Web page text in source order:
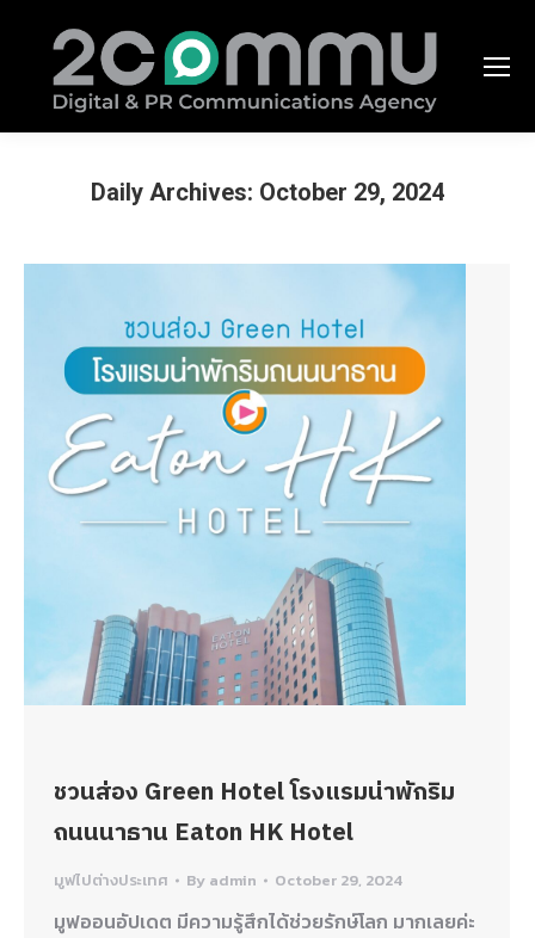
Daily Archives: October 29, 2024
ชวนส่อง Green Hotel โรงแรมน่าพักริม
ถนนนาธาน Eaton HK Hotel
มูฟไปต่างประเทศ By admin October 29, 2024
มูฟออนอัปเดต มีความรู้สึกได้ช่วยรักษ์โลก มากเลยค่ะ